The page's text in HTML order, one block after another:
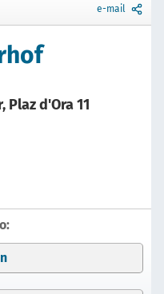
e-mail
Plaz d'Ora 11